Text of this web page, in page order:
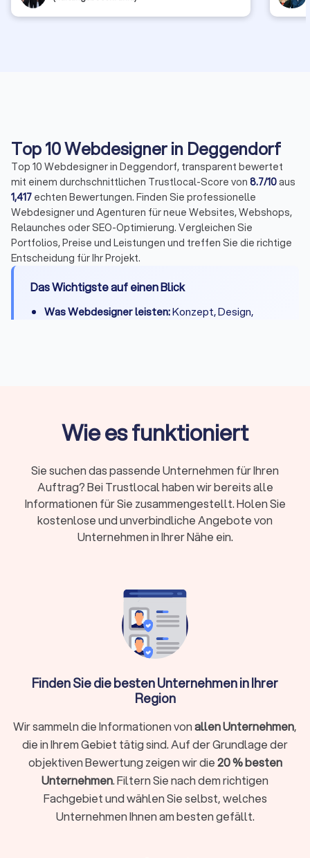
Top 10 Webdesigner in Deggendorf
Top 10 Webdesigner in Deggendorf, transparent bewertet
mit einem durchschnittlichen Trustlocal-Score von 8.7/10aus
1,417 echten Bewertungen. Finden Sie professionelle
Webdesigner und Agenturen für neue Websites, Webshops,
Relaunches oder SEO-Optimierung. Vergleichen Sie
Portfolios, Preise und Leistungen und treffen Sie die richtige
Entscheidung für Ihr Projekt.
Das Wichtigste auf einen Blick
Was Webdesigner leisten:Konzept, Design,
Projektdauer:
Kleine Websites 2-3 Wochen,
komplexe Projekte 4-8 Wochen
Projekte und direkten Kontakt, Agentur für
umfangreiche Shops und Teams
Beliebte Systeme:WordPress und Webflow für
Websites, Shopify und Shopware für Online-
Angebote, prüfen Sie Portfolios und
Bewertungen transparent
Webdesigner?
Ein Webdesigner gestaltet, entwickelt und optimiert
überzeugen und bei Google gefunden werden. Er verbindet
Design mit Strategie, Nutzerführung und technischer
Umsetzung.
Ein professioneller Webdesigner in Deggendorf kennt lokale
Märkte, rechtliche Anforderungen wie Impressum und
Datenschutz und gängige Content-Management-Systeme
(CMS). Ein guter Webdesigner liefert mehr als eine hübsche
Wie es funktioniert
Sie suchen das passende Unternehmen für Ihren
Auftrag? Bei Trustlocal haben wir bereits alle
Informationen für Sie zusammengestellt. Holen Sie
kostenlose und unverbindliche Angebote von
Unternehmen in Ihrer Nähe ein.
Finden Sie die besten Unternehmen in Ihrer
Region
Wir sammeln die Informationen vonallen Unternehmen,
die in Ihrem Gebiet tätig sind. Auf der Grundlage der
objektiven Bewertung zeigen wir die20 % besten
Unternehmen. Filtern Sie nach dem richtigen
Fachgebiet und wählen Sie selbst, welches
Unternehmen Ihnen am besten gefällt.